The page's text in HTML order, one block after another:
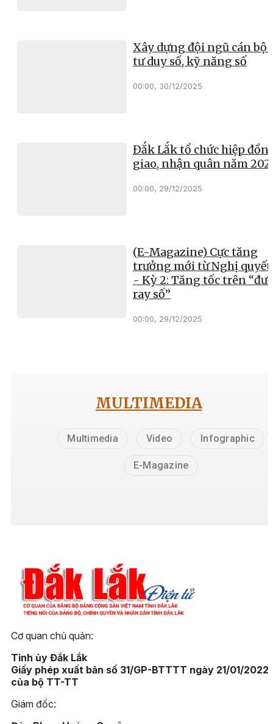
Xây dựng đội ngũ cán bộ
tư duy số, kỹ năng số
00:00, 30/12/2025
Đắk Lắk tổ chức hiệp
giao, nhận quân năm
00:00, 29/12/2025
(E-Magazine) Cực tăng
trưởng mới từ Nghị quyết
- Kỳ 2: Tăng tốc trên
ray số”
00:00, 29/12/2025
MULTIMEDIA
Multimedia Video Infographic
E-Magazine
Cơ quan chủ quản:
Tỉnh ủy Đắk Lắk
Giấy phép xuất bản số 31/GP-BTTTT ngày 21/01/2022
của bộ TT-TT
Giám đốc: